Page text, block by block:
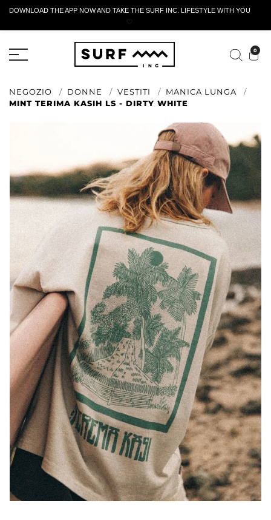
DOWNLOAD THE APP NOW AND TAKE THE SURF INC. LIFESTYLE WITH YOU
🤍
0
NEGOZIO DONNE VESTITI
MANICA LUNGA
MINT TERIMA KASIH LS - DIRTY WHITE
MODULO DI RESTITUZIONE ATTIVO